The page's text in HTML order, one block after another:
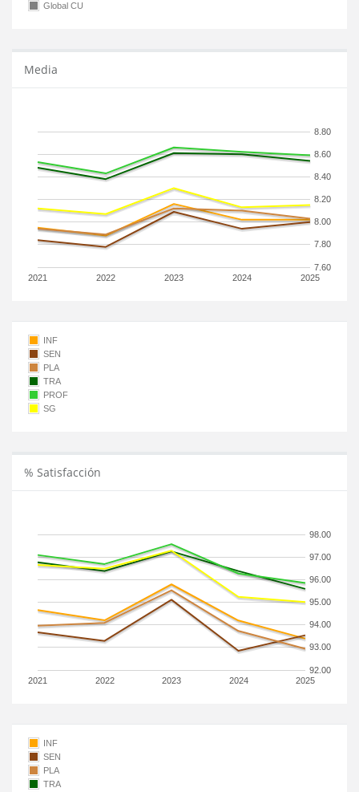
Global CU
Media
2021 2022 2023 2024 2025
7.60
7.80
8.00
8.20
8.40
8.60
8.80
INF
SEN
PLA
TRA
PROF
SG
% Satisfacción
2021 2022 2023 2024 2025
92.00
93.00
94.00
95.00
96.00
97.00
98.00
INF
SEN
PLA
TRA